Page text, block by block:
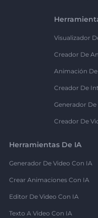
Visualizador
Creador De
Animación
Creador De
Generador
Creador De
Herramientas De IA
Generador De Video Con IA
Crear Animaciones Con IA
Editor De Video Con IA
Texto A Video Con IA